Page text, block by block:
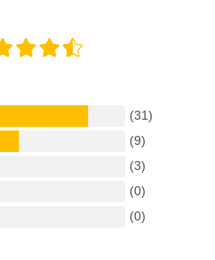
(31)
(9)
(3)
(0)
(0)